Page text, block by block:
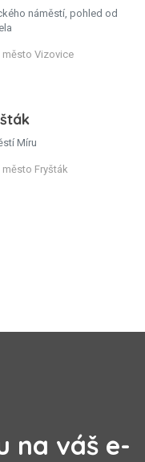
náměstí, pohled od
město Vizovice
Míru
město Fryšták
na váš e-